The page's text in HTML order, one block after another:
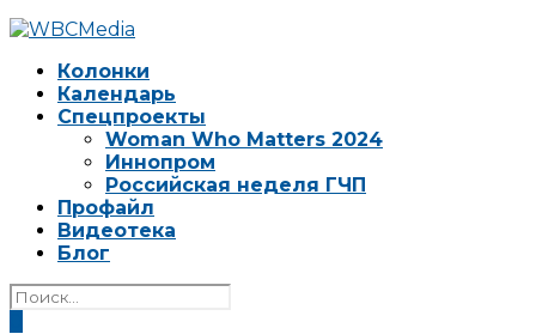
Колонки
Календарь
Спецпроекты
Woman Who Matters 2024
Иннопром
Российская неделя ГЧП
Профайл
Видеотека
Блог